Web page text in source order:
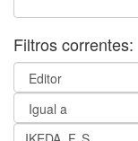
Filtros correntes: